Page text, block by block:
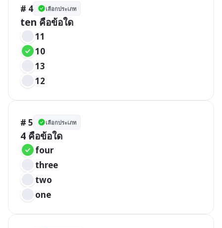
# 4 เลือกประเภท
ten คือข้อใด
11
10
13
12
# 5 เลือกประเภท
4 คือข้อใด
four
three
two
one